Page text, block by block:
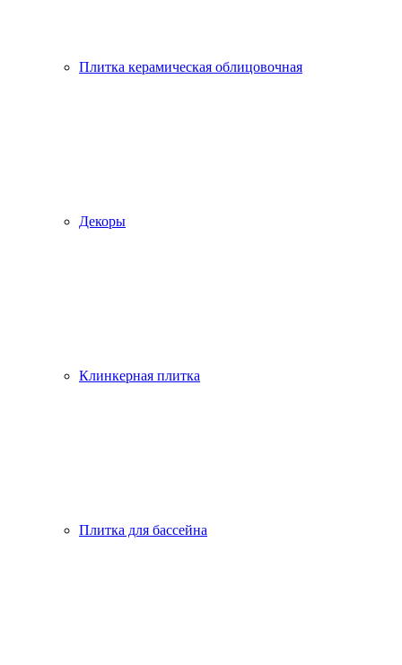
Плитка керамическая облицовочная
Декоры
Клинкерная плитка
Плитка для бассейна